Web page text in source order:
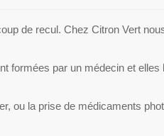
de recul. Chez Citron Vert
formées par un médecin et
ou la prise de médicaments